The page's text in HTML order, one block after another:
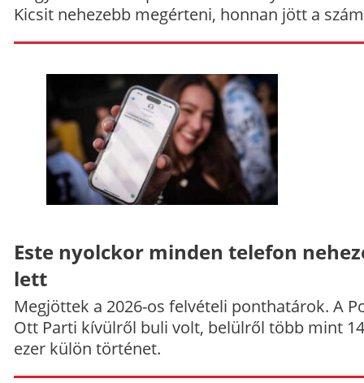
Kicsit nehezebb megérteni, honnan jött a
Este nyolckor minden telefon
lett
Megjöttek a 2026-os felvételi ponthatárok. A
Ott Parti kívülről buli volt, belülről több mint
ezer külön történet.